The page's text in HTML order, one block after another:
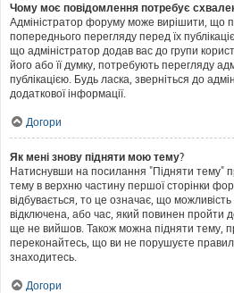
Чому моє повідомлення потребує
Адміністратор форуму може вирішити, що
попереднього перегляду перед їх
що адміністратор додав вас до групи
його або її думку, потребують перегляду
публікацією. Будь ласка, зверніться до
додаткової інформації.
Догори
Як мені знову підняти мою тему?
Натиснувши на посилання "Підняти тему"
тему в верхню частину першої сторінки
відбувається, то це означає, що
відключена, або час, який повинен пройти
ще не вийшов. Також можна підняти тему,
переконайтесь, що ви не порушуєте
знаходитесь.
Догори